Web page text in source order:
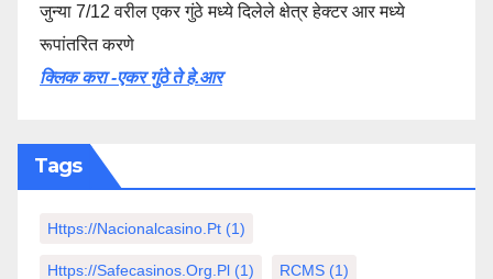
जुन्या 7/12 वरील एकर गुंठे मध्ये दिलेले क्षेत्र हेक्टर आर मध्ये
रूपांतरित करणे
क्लिक करा -एकर गुंठे ते हे.आर
Tags
Https://nacionalcasino.pt (1)
Https://safecasinos.org.pl (1) RCMS (1)